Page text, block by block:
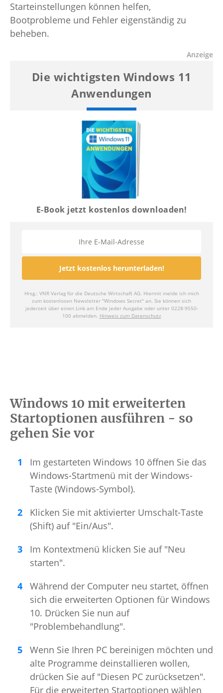
Starteinstellungen können helfen,
Bootprobleme und Fehler eigenständig zu
beheben.
Windows 10 mit erweiterten
Startoptionen ausführen - so
gehen Sie vor
Im gestarteten Windows 10 öffnen Sie das
Windows-Startmenü mit der Windows-
Taste (Windows-Symbol).
Klicken Sie mit aktivierter Umschalt-Taste
(Shift) auf "Ein/Aus".
Im Kontextmenü klicken Sie auf "Neu
starten".
Während der Computer neu startet, öffnen
sich die erweiterten Optionen für Windows
10. Drücken Sie nun auf
"Problembehandlung".
Wenn Sie Ihren PC bereinigen möchten und
alte Programme deinstallieren wollen,
drücken Sie auf "Diesen PC zurücksetzen".
Für die erweiterten Startoptionen wählen